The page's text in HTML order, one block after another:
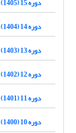
دوره 14 (1404)
دوره 13 (1403)
دوره 12 (1402)
دوره 11 (1401)
دوره 10 (1400)